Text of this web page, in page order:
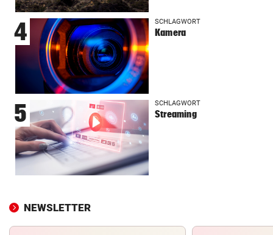
4 SCHLAGWORT
Kamera
5 SCHLAGWORT
Streaming
NEWSLETTER